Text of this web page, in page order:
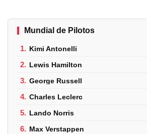
Mundial de Pilotos
1. Kimi Antonelli
2. Lewis Hamilton
3. George Russell
4. Charles Leclerc
5. Lando Norris
6. Max Verstappen